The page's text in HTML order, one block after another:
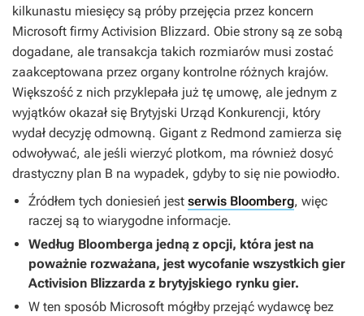
kilkunastu miesięcy są próby przejęcia przez koncern
Microsoft firmy Activision Blizzard. Obie strony są ze sobą
dogadane, ale transakcja takich rozmiarów musi zostać
zaakceptowana przez organy kontrolne różnych krajów.
Większość z nich przyklepała już tę umowę, ale jednym z
wyjątków okazał się Brytyjski Urząd Konkurencji, który
wydał decyzję odmowną. Gigant z Redmond zamierza się
odwoływać, ale jeśli wierzyć plotkom, ma również dosyć
drastyczny plan B na wypadek, gdyby to się nie powiodło.
Źródłem tych doniesień jest serwis Bloomberg, więc
raczej są to wiarygodne informacje.
Według Bloomberga jedną z opcji, która jest na
poważnie rozważana, jest wycofanie wszystkich gier
Activision Blizzarda z brytyjskiego rynku gier.
W ten sposób Microsoft mógłby przejąć wydawcę bez